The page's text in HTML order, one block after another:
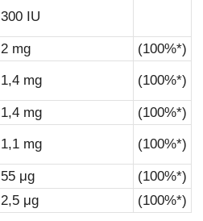
300 IU
2 mg
(100%*)
1,4 mg (100%*)
1,4 mg
(100%*)
1,1 mg (100%*)
55 μg
(100%*)
2,5 μg
(100%*)